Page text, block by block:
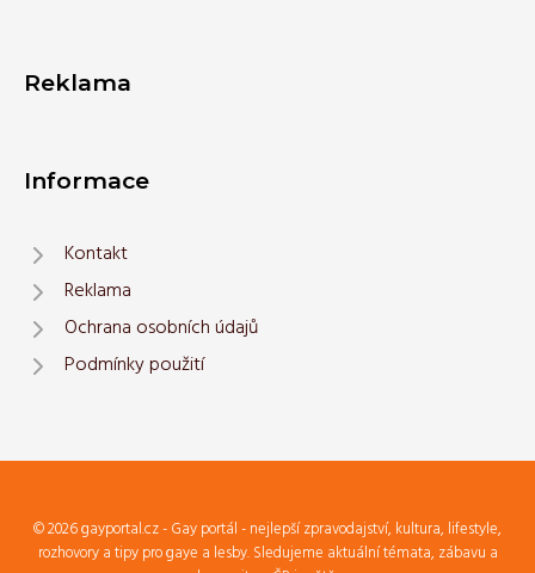
Reklama
Informace
Kontakt
Reklama
Ochrana osobních údajů
Podmínky použití
© 2026 gayportal.cz - Gay portál - nejlepší zpravodajství, kultura, lifestyle,
rozhovory a tipy pro gaye a lesby. Sledujeme aktuální témata, zábavu a